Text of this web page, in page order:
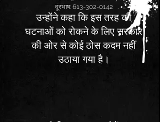
दूरभाष: 613-302-0142
उन्होंने कहा कि इस तरह की
घटनाओं को रोकने के लिए सरकार
की ओर से कोई ठोस कदम नहीं
उठाया गया है।